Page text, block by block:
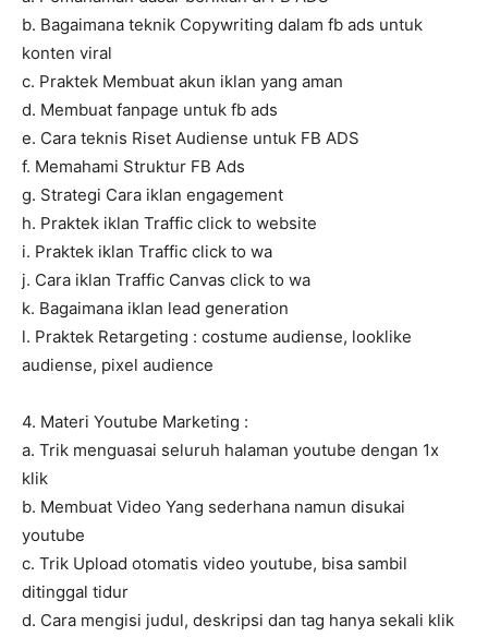
b. Bagaimana teknik Copywriting dalam fb ads untuk
konten viral
c. Praktek Membuat akun iklan yang aman
d. Membuat fanpage untuk fb ads
e. Cara teknis Riset Audiense untuk FB ADS
f. Memahami Struktur FB Ads
g. Strategi Cara iklan engagement
h. Praktek iklan Traffic click to website
i. Praktek iklan Traffic click to wa
j. Cara iklan Traffic Canvas click to wa
k. Bagaimana iklan lead generation
l. Praktek Retargeting : costume audiense, looklike
audiense, pixel audience
4. Materi Youtube Marketing :
a. Trik menguasai seluruh halaman youtube dengan 1x
klik
b. Membuat Video Yang sederhana namun disukai
youtube
c. Trik Upload otomatis video youtube, bisa sambil
ditinggal tidur
d. Cara mengisi judul, deskripsi dan tag hanya sekali klik